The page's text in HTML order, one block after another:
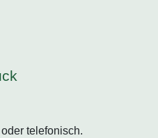
telefonisch.